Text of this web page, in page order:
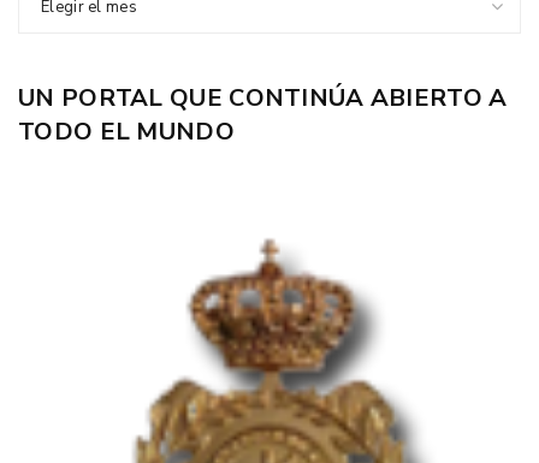
Elegir el mes
UN PORTAL QUE CONTINÚA ABIERTO A
TODO EL MUNDO